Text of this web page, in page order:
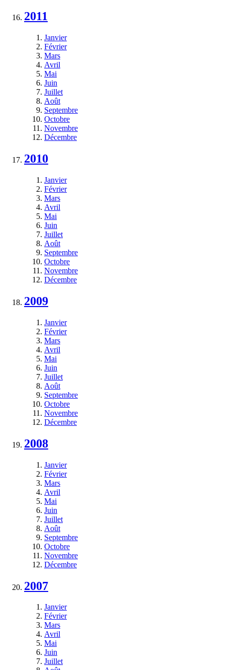
2011
Janvier
Février
Mars
Avril
Mai
Juin
Juillet
Août
Septembre
Octobre
Novembre
Décembre
2010
Janvier
Février
Mars
Avril
Mai
Juin
Juillet
Août
Septembre
Octobre
Novembre
Décembre
2009
Janvier
Février
Mars
Avril
Mai
Juin
Juillet
Août
Septembre
Octobre
Novembre
Décembre
2008
Janvier
Février
Mars
Avril
Mai
Juin
Juillet
Août
Septembre
Octobre
Novembre
Décembre
2007
Janvier
Février
Mars
Avril
Mai
Juin
Juillet